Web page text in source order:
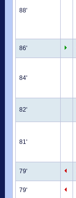
88'
86'
84'
82'
81'
79'
79'